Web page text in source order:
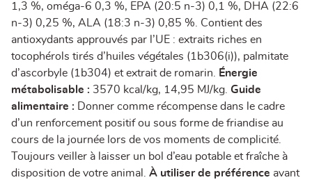
1,3 %, oméga-6 0,3 %, EPA (20:5 n-3) 0,1 %, DHA (22:6
n-3) 0,25 %, ALA (18:3 n-3) 0,85 %. Contient des
antioxydants approuvés par l’UE : extraits riches en
tocophérols tirés d’huiles végétales (1b306(i)), palmitate
d’ascorbyle (1b304) et extrait de romarin. Énergie
métabolisable : 3570 kcal/kg, 14,95 MJ/kg. Guide
alimentaire : Donner comme récompense dans le cadre
d’un renforcement positif ou sous forme de friandise au
cours de la journée lors de vos moments de complicité.
Toujours veiller à laisser un bol d’eau potable et fraîche à
disposition de votre animal. À utiliser de préférence avant